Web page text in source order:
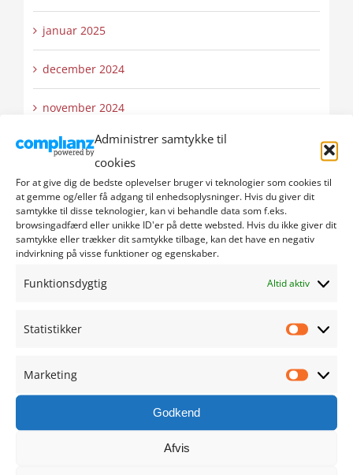
Administrer samtykke til
cookies
For at give dig de bedste oplevelser bruger vi teknologier som cookies til
at gemme og/eller få adgang til enhedsoplysninger. Hvis du giver dit
samtykke til disse teknologier, kan vi behandle data som f.eks.
browsingadfærd eller unikke ID'er på dette websted. Hvis du ikke giver dit
samtykke eller trækker dit samtykke tilbage, kan det have en negativ
indvirkning på visse funktioner og egenskaber.
Funktionsdygtig Altid aktiv
Statistikker
Marketing
Godkend
Afvis
januar 2025
december 2024
november 2024
oktober 2024
september 2024
august 2024
juli 2024
april 2024